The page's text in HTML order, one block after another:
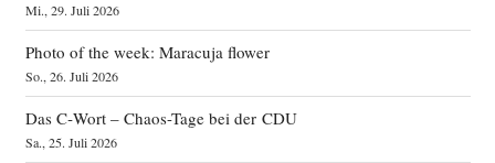
Mi., 29. Juli 2026
Photo of the week: Maracuja flower
So., 26. Juli 2026
Das C‑Wort – Chaos-Tage bei der CDU
Sa., 25. Juli 2026